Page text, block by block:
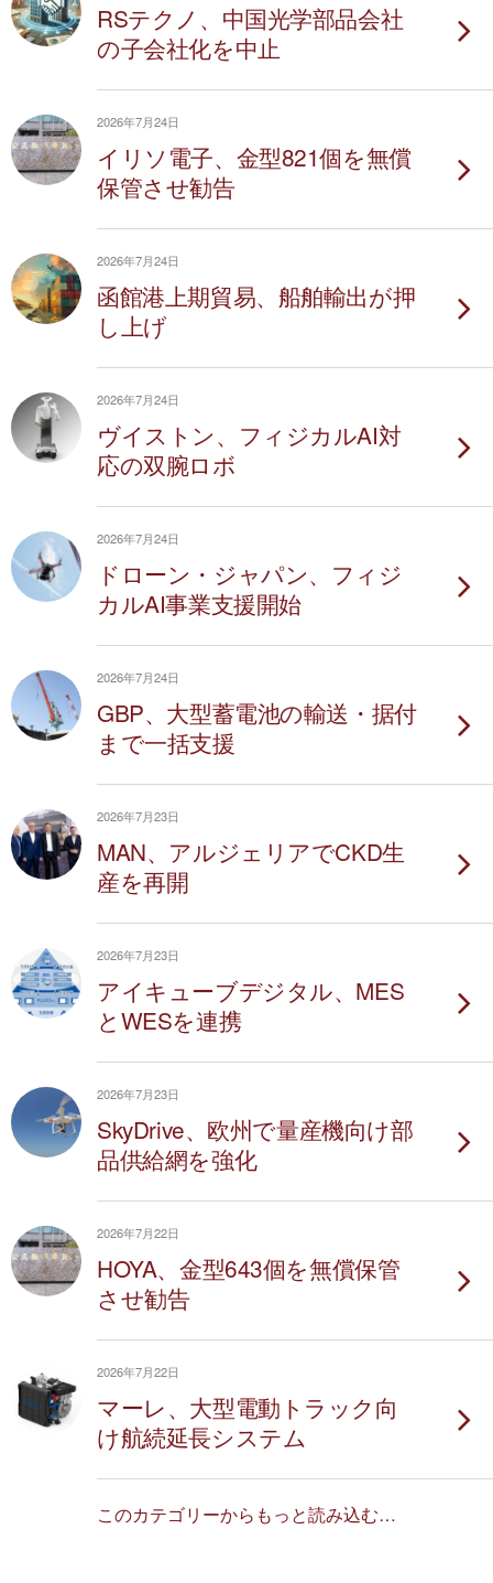
RSテクノ、中国光学部品会社
の子会社化を中止
2026年7月24日
イリソ電子、金型821個を無償
保管させ勧告
2026年7月24日
函館港上期貿易、船舶輸出が押
し上げ
2026年7月24日
ヴイストン、フィジカルAI対
応の双腕ロボ
2026年7月24日
ドローン・ジャパン、フィジ
カルAI事業支援開始
2026年7月24日
GBP、大型蓄電池の輸送・据付
まで一括支援
2026年7月23日
MAN、アルジェリアでCKD生
産を再開
2026年7月23日
アイキューブデジタル、MES
とWESを連携
2026年7月23日
SkyDrive、欧州で量産機向け部
品供給網を強化
2026年7月22日
HOYA、金型643個を無償保管
させ勧告
2026年7月22日
マーレ、大型電動トラック向
け航続延長システム
このカテゴリーからもっと読み込む…